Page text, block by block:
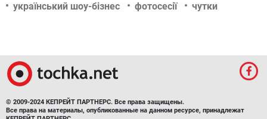
український шоу-бізнес
фотосесії чутки
© 2009-2024 КЕПРЕЙТ ПАРТНЕРС. Все права защищены.
Все права на материалы, опубликованные на данном ресурсе, принадлежат